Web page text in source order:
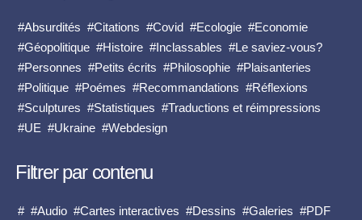
#Absurdités #Citations #Covid #Ecologie #Economie
#Géopolitique #Histoire #Inclassables #Le saviez-vous?
#Personnes #Petits écrits #Philosophie #Plaisanteries
#Politique #Poémes #Recommandations #Réflexions
#Sculptures #Statistiques #Traductions et réimpressions
#UE #Ukraine #Webdesign
Filtrer par contenu
# #Audio #Cartes interactives #Dessins #Galeries #PDF